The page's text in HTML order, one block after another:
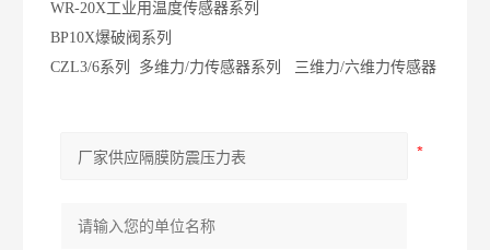
WR-20X工业用温度传感器系列
BP10X爆破阀系列
CZL3/6系列 多维力/力传感器系列 三维力/六维力传感器